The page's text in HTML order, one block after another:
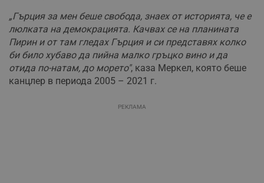
„Гърция за мен беше свобода, знаех от историята, че е
люлката на демокрацията. Качвах се на планината
Пирин и от там гледах Гърция и си представях колко
би било хубаво да пийна малко гръцко вино и да
отида по-натам, до морето", каза Меркел, която беше
канцлер в периода 2005 – 2021 г.
РЕКЛАМА